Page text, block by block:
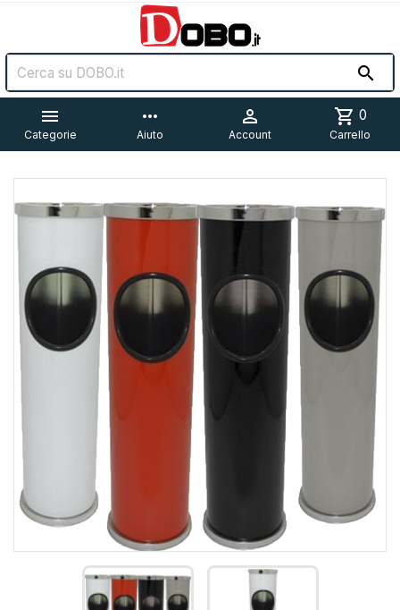


Categorie
more_horiz
Aiuto

Account
shopping_cart 0
Carrello